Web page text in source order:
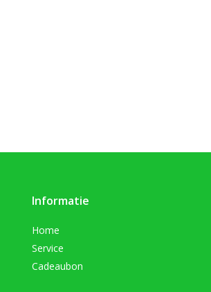
Informatie
Home
Service
Cadeaubon